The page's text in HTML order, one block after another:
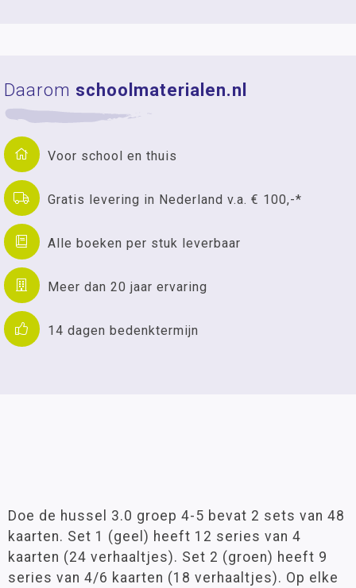
Daarom schoolmaterialen.nl
Voor school en thuis
Gratis levering in Nederland v.a. € 100,-*
Alle boeken per stuk leverbaar
Meer dan 20 jaar ervaring
14 dagen bedenktermijn
Doe de hussel 3.0 groep 4-5 bevat 2 sets van 48
kaarten. Set 1 (geel) heeft 12 series van 4
kaarten (24 verhaaltjes). Set 2 (groen) heeft 9
series van 4/6 kaarten (18 verhaaltjes). Op elke